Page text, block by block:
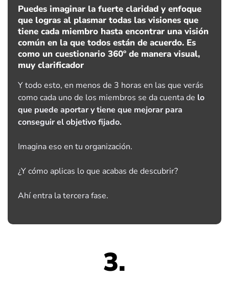
Puedes imaginar la fuerte claridad y enfoque
que logras al plasmar todas las visiones que
tiene cada miembro hasta encontrar una visión
común en la que todos están de acuerdo. Es
como un cuestionario 360º de manera visual,
muy clarificador
Y todo esto, en menos de 3 horas en las que verás
como cada uno de los miembros se da cuenta de lo
que puede aportar y tiene que mejorar para
conseguir el objetivo fijado.
Imagina eso en tu organización.
¿Y cómo aplicas lo que acabas de descubrir?
Ahí entra la tercera fase.
3.